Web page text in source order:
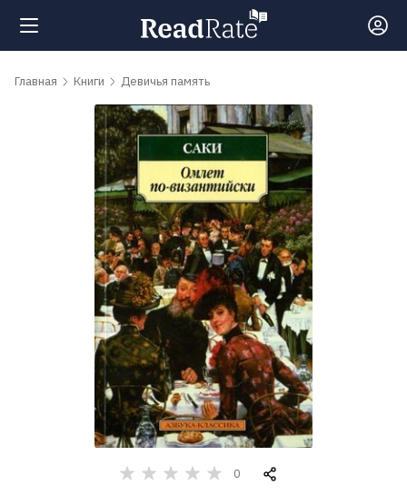
Поиск
Рейтинги
обсуждаемые
Главная Книги Девичья память
0